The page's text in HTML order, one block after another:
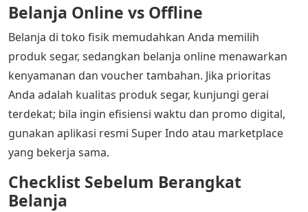
Belanja Online vs Offline
Belanja di toko fisik memudahkan Anda memilih
produk segar, sedangkan belanja online menawarkan
kenyamanan dan voucher tambahan. Jika prioritas
Anda adalah kualitas produk segar, kunjungi gerai
terdekat; bila ingin efisiensi waktu dan promo digital,
gunakan aplikasi resmi Super Indo atau marketplace
yang bekerja sama.
Checklist Sebelum Berangkat
Belanja